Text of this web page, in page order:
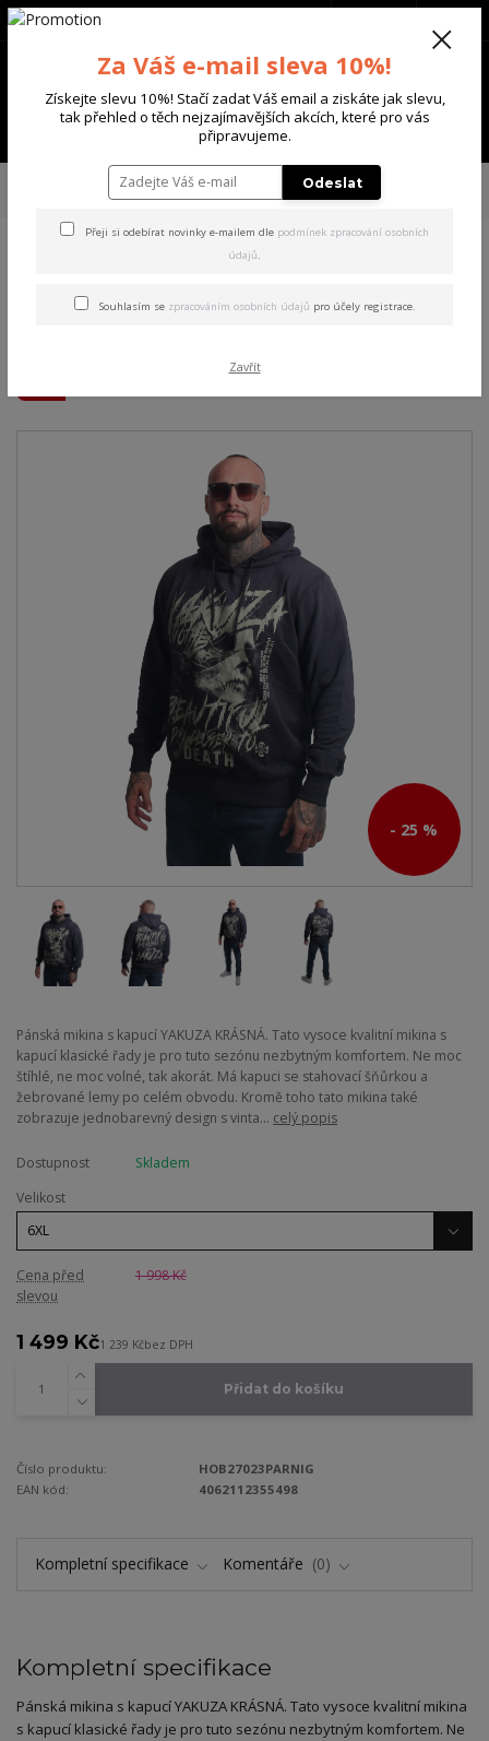
Menu
+420 702 136 620
MIKINY
Yakuza pánská mikina s kapucí Beautiful
Hoodie parisian/night 6XL
kapucí Beautiful Hoodie
- 25 %
Pánská mikina s kapucí YAKUZA KRÁSNÁ. Tato vysoce kvalitní mikina s
kapucí klasické řady je pro tuto sezónu nezbytným komfortem. Ne moc
štíhlé, ne moc volné, tak akorát. Má kapuci se stahovací šňůrkou a
žebrované lemy po celém obvodu. Kromě toho tato mikina také
zobrazuje jednobarevný design s vinta... celý popis
Dostupnost
Skladem
Velikost
Cena před
slevou
1 998 Kč
1 499 Kč1 239 Kčbez DPH
Přidat do košíku
Číslo produktu:
HOB27023PARNIG
EAN kód:
4062112355498
Kompletní specifikace Komentáře 0
Kompletní specifikace
Pánská mikina s kapucí YAKUZA KRÁSNÁ. Tato vysoce kvalitní mikina
s kapucí klasické řady je pro tuto sezónu nezbytným komfortem. Ne
Za Váš e-mail sleva 10%!
Získejte slevu 10%! Stačí zadat Váš email a ziskáte jak slevu,
tak přehled o těch nejzajímavějších akcích, které pro vás
připravujeme.
Odeslat
Přeji si odebírat novinky e-mailem dle podmínek zpracování osobních
údajů.
Souhlasím se zpracováním osobních údajů pro účely registrace.
Zavřít